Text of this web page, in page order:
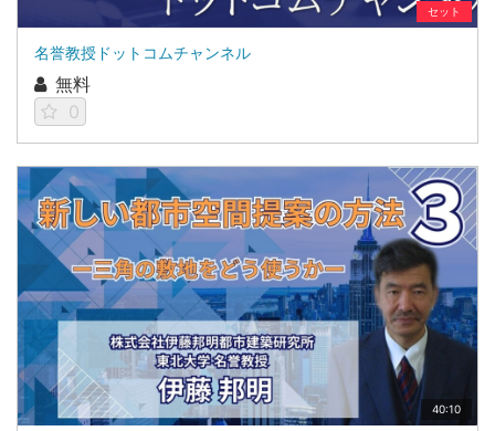
セット
名誉教授ドットコムチャンネル
無料
0
40:10